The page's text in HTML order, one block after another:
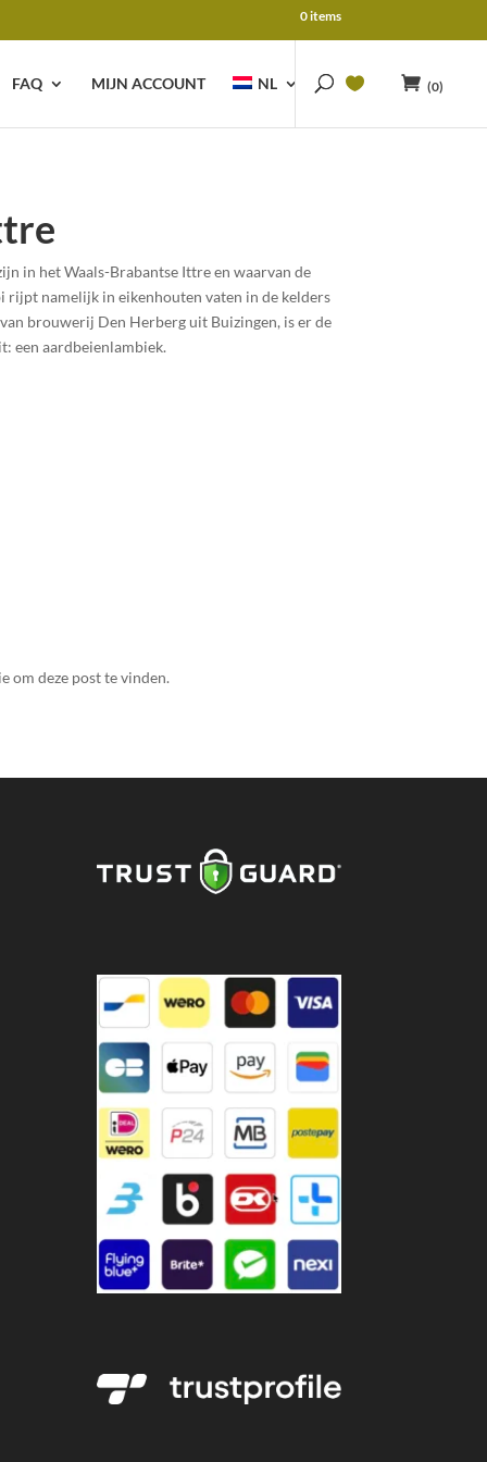
0 items
FAQ MIJN ACCOUNT NL (0)
in het Waals-Brabantse Ittre en waarvan de
namelijk in eikenhouten vaten in de kelders
brouwerij Den Herberg uit Buizingen, is er de
een aardbeienlambiek.
om deze post te vinden.